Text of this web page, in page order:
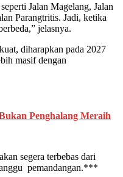
Jalan Magelang, Jalan
Parangtritis. Jadi, ketika
jelasnya.
diharapkan pada 2027
masif dengan
Penghalang Meraih
segera terbebas dari
pemandangan.***